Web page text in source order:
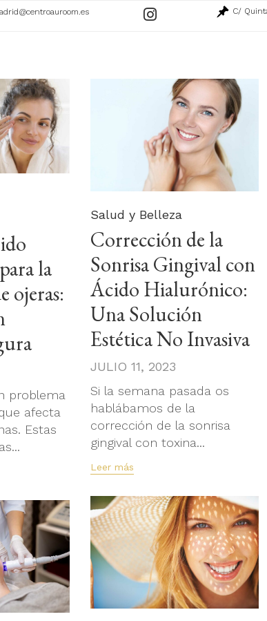
Ir
C/
la
ojeras:
problema
afecta
Estas
Category
Salud y Belleza
Corrección de la
Sonrisa Gingival con
Ácido Hialurónico:
Una Solución
Estética No Invasiva
JULIO 11, 2023
Si la semana pasada os
hablábamos de la
corrección de la sonrisa
gingival con toxina...
Leer más